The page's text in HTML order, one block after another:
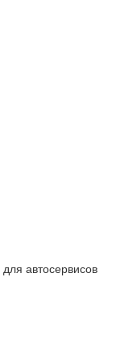
автосервисов